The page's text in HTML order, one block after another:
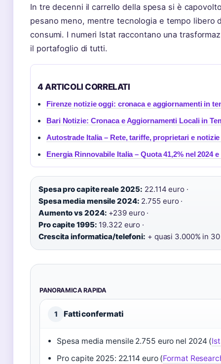
In tre decenni il carrello della spesa si è
pesano meno, mentre tecnologia e tempo libero
consumi. I numeri Istat raccontano una
il portafoglio di tutti.
4 ARTICOLI CORRELATI
Firenze notizie oggi: cronaca e aggiornamenti in
Bari Notizie: Cronaca e Aggiornamenti Locali in
Autostrade Italia – Rete, tariffe, proprietari e notizie
Energia Rinnovabile Italia – Quota 41,2% nel 2024
Spesa pro capite reale 2025: 22.114 euro ·
Spesa media mensile 2024: 2.755 euro ·
Aumento vs 2024: +239 euro ·
Pro capite 1995: 19.322 euro ·
Crescita informatica/telefoni: + quasi 3.000% in
PANORAMICA RAPIDA
1 Fatti confermati
Spesa media mensile 2.755 euro nel 2024 (
Pro capite 2025: 22.114 euro (Format